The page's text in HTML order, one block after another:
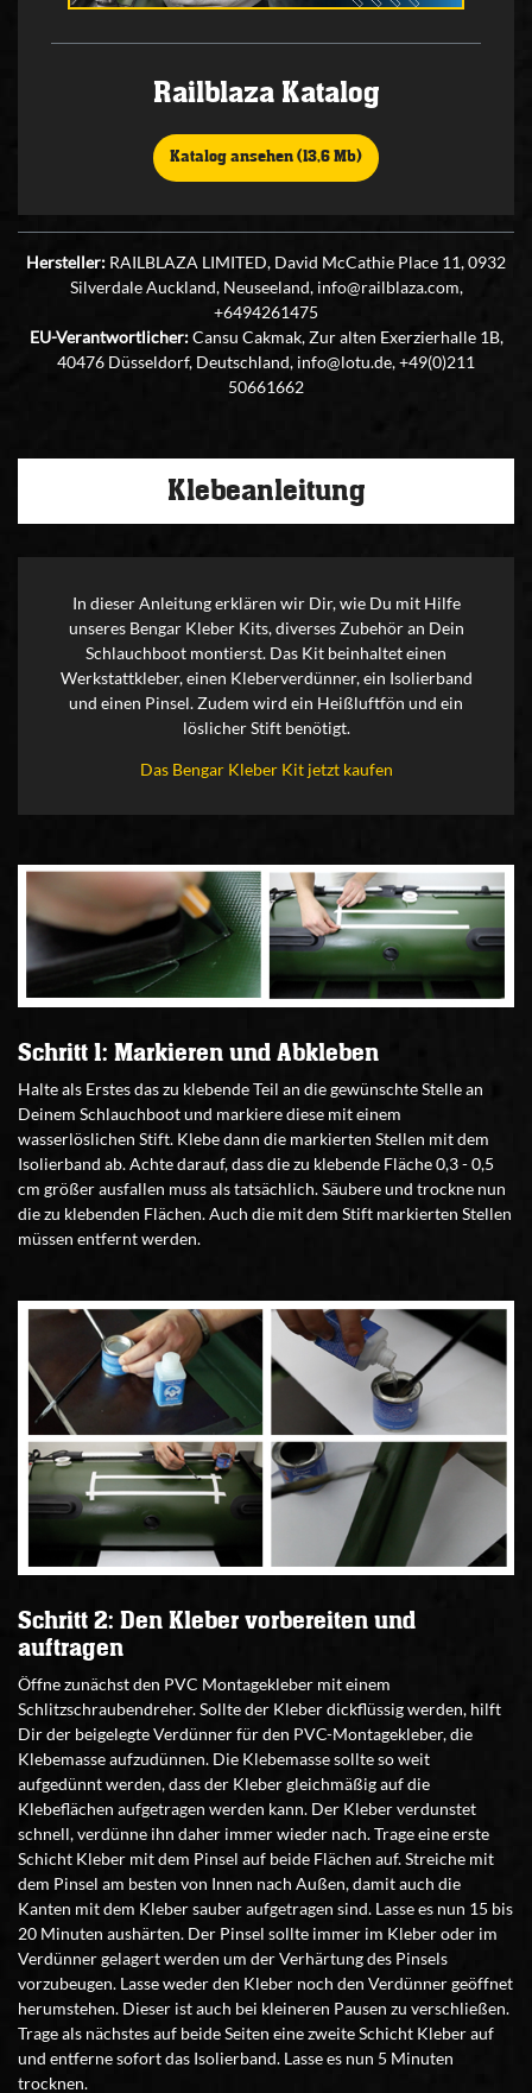
Railblaza Katalog
Katalog ansehen (13,6 Mb)
Hersteller: RAILBLAZA LIMITED, David McCathie Place 11, 0932
Silverdale Auckland, Neuseeland, info@railblaza.com,
+6494261475
EU-Verantwortlicher:Cansu Cakmak, Zur alten Exerzierhalle 1B,
40476 Düsseldorf, Deutschland, info@lotu.de, +49(0)211
50661662
Klebeanleitung
In dieser Anleitung erklären wir Dir, wie Du mit Hilfe
unseres Bengar Kleber Kits, diverses Zubehör an Dein
Schlauchboot montierst. Das Kit beinhaltet einen
Werkstattkleber, einen Kleberverdünner, ein Isolierband
und einen Pinsel. Zudem wird ein Heißluftfön und ein
löslicher Stift benötigt.
Das Bengar Kleber Kit jetzt kaufen
Schritt 1: Markieren und Abkleben
Halte als Erstes das zu klebende Teil an die gewünschte Stelle an
Deinem Schlauchboot und markiere diese mit einem
wasserlöslichen Stift. Klebe dann die markierten Stellen mit dem
Isolierband ab. Achte darauf, dass die zu klebende Fläche 0,3 - 0,5
cm größer ausfallen muss als tatsächlich. Säubere und trockne nun
die zu klebenden Flächen. Auch die mit dem Stift markierten Stellen
müssen entfernt werden.
Schritt 2: Den Kleber vorbereiten und
auftragen
Öffne zunächst den PVC Montagekleber mit einem
Schlitzschraubendreher. Sollte der Kleber dickflüssig werden, hilft
Dir der beigelegte Verdünner für den PVC-Montagekleber, die
Klebemasse aufzudünnen. Die Klebemasse sollte so weit
aufgedünnt werden, dass der Kleber gleichmäßig auf die
Klebeflächen aufgetragen werden kann. Der Kleber verdunstet
schnell, verdünne ihn daher immer wieder nach. Trage eine erste
Schicht Kleber mit dem Pinsel auf beide Flächen auf. Streiche mit
dem Pinsel am besten von Innen nach Außen, damit auch die
Kanten mit dem Kleber sauber aufgetragen sind. Lasse es nun 15 bis
20 Minuten aushärten. Der Pinsel sollte immer im Kleber oder im
Verdünner gelagert werden um der Verhärtung des Pinsels
vorzubeugen. Lasse weder den Kleber noch den Verdünner geöffnet
herumstehen. Dieser ist auch bei kleineren Pausen zu verschließen.
Trage als nächstes auf beide Seiten eine zweite Schicht Kleber auf
und entferne sofort das Isolierband. Lasse es nun 5 Minuten
trocknen.